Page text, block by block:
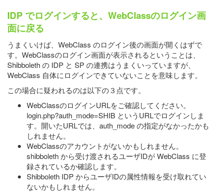
IDP でログインすると、WebClassのログイン画
面に戻る
うまくいけば、WebClass のログイン後の画面が開くはずで
す。WebClassのログイン画面が表示されるということは、
Shibboleth の IDP と SP の連携はうまくいっていますが、
WebClass 自体にログインできていないことを意味します。
この場合に疑われるのは以下の３点です。
WebClassのログインURLをご確認してください。
login.php?auth_mode=SHIB というURLでログインしま
す。開いたURLでは、auth_mode の指定がなかったかも
しれません。
WebClassのアカウントがないかもしれません。
shibboleth から受け渡されるユーザIDが WebClass に登
録されているか確認します。
Shibboleth IDP からユーザIDの属性情報を受け取れてい
ないかもしれません。